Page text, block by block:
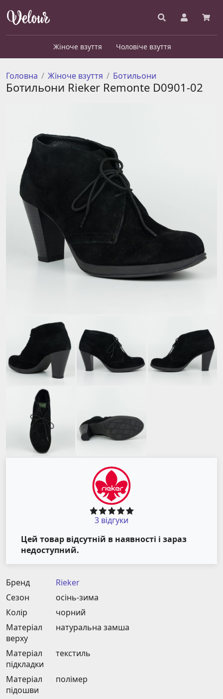
Жіноче взуття Чоловіче взуття
Головна Жіноче взуття Ботильони
Ботильони Rieker Remonte D0901-02
3 відгуки
Цей товар відсутній в наявності і зараз
недоступний.
Бренд
Rieker
Сезон
осінь-зима
Колір
чорний
Матеріал
верху
натуральна замша
Матеріал
підкладки
текстиль
Матеріал
підошви
полімер